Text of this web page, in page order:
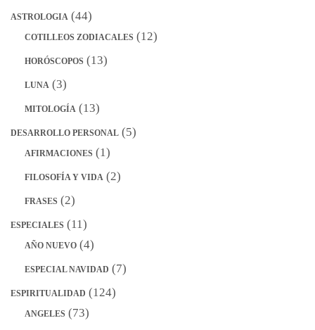
ASTROLOGIA (44)
COTILLEOS ZODIACALES (12)
HORÓSCOPOS (13)
LUNA (3)
MITOLOGÍA (13)
DESARROLLO PERSONAL (5)
AFIRMACIONES (1)
FILOSOFÍA Y VIDA (2)
FRASES (2)
ESPECIALES (11)
AÑO NUEVO (4)
ESPECIAL NAVIDAD (7)
ESPIRITUALIDAD (124)
ANGELES (73)